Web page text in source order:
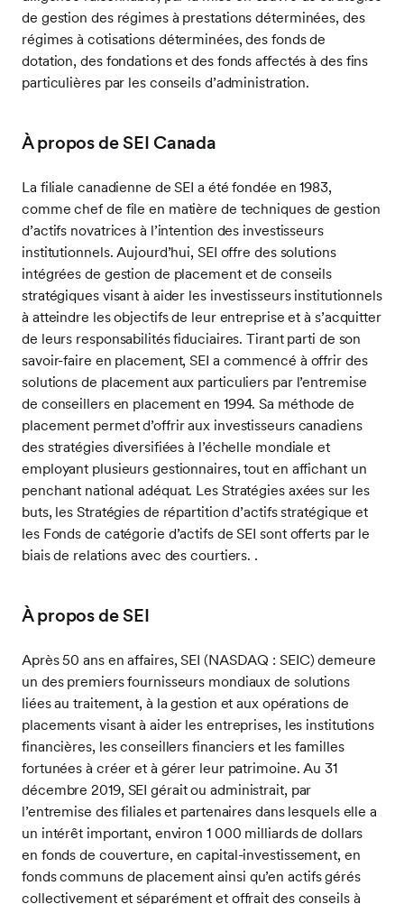
de gestion des régimes à prestations déterminées, des
régimes à cotisations déterminées, des fonds de
dotation, des fondations et des fonds affectés à des fins
particulières par les conseils d’administration.
À propos de SEI Canada
La filiale canadienne de SEI a été fondée en 1983,
comme chef de file en matière de techniques de gestion
d’actifs novatrices à l’intention des investisseurs
institutionnels. Aujourd’hui, SEI offre des solutions
intégrées de gestion de placement et de conseils
stratégiques visant à aider les investisseurs institutionnels
à atteindre les objectifs de leur entreprise et à s’acquitter
de leurs responsabilités fiduciaires. Tirant parti de son
savoir-faire en placement, SEI a commencé à offrir des
solutions de placement aux particuliers par l’entremise
de conseillers en placement en 1994. Sa méthode de
placement permet d’offrir aux investisseurs canadiens
des stratégies diversifiées à l’échelle mondiale et
employant plusieurs gestionnaires, tout en affichant un
penchant national adéquat. Les Stratégies axées sur les
buts, les Stratégies de répartition d’actifs stratégique et
les Fonds de catégorie d’actifs de SEI sont offerts par le
biais de relations avec des courtiers. .
À propos de SEI
Après 50 ans en affaires, SEI (NASDAQ : SEIC) demeure
un des premiers fournisseurs mondiaux de solutions
liées au traitement, à la gestion et aux opérations de
placements visant à aider les entreprises, les institutions
financières, les conseillers financiers et les familles
fortunées à créer et à gérer leur patrimoine. Au 31
décembre 2019, SEI gérait ou administrait, par
l’entremise des filiales et partenaires dans lesquels elle a
un intérêt important, environ 1 000 milliards de dollars
en fonds de couverture, en capital-investissement, en
fonds communs de placement ainsi qu’en actifs gérés
collectivement et séparément et offrait des conseils à